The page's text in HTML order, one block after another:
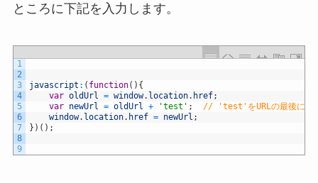
ところに下記を入力します。
1
2
3
4
5
6
7
8
9
javascript : ( function( ) {
var oldUrl = window. location. href;
var newUrl = oldUrl + 'test' ;
// 'test'をURLの最後に追
window. location. href = newUrl ;
} ) ( ) ;